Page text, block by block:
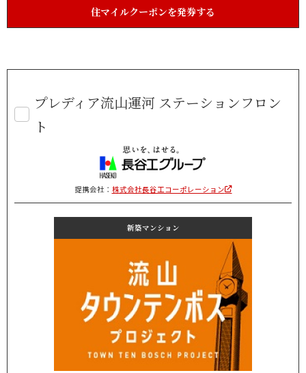
住マイルクーポンを発券する
プレディア流山運河 ステーションフロン
ト
提携会社： 株式会社長谷工コーポレーション
新築マンション